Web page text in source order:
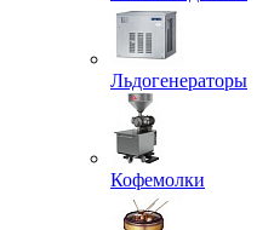
Льдогенераторы
Кофемолки